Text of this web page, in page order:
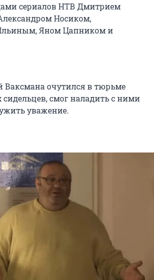
сериалов НТВ Дмитрием
Носиком,
Яном Цапником и
Ваксмана очутился в тюрьме
смог наладить с ними
уважение.